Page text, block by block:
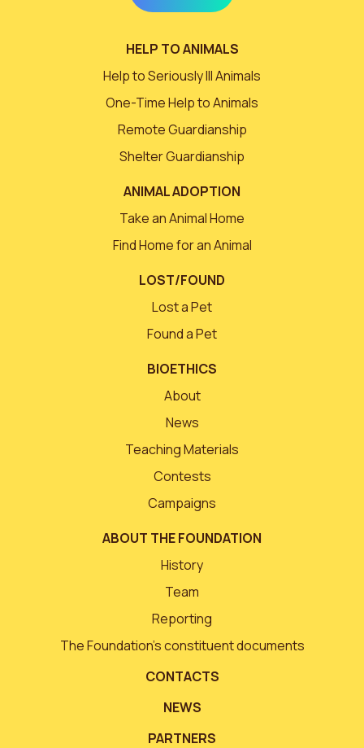
HELP TO ANIMALS
Help to Seriously Ill Animals
One-Time Help to Animals
Remote Guardianship
Shelter Guardianship
ANIMAL ADOPTION
Take an Animal Home
Find Home for an Animal
LOST/FOUND
Lost a Pet
Found a Pet
BIOETHICS
About
News
Teaching Materials
Contests
Campaigns
ABOUT THE FOUNDATION
History
Team
Reporting
The Foundation’s constituent documents
CONTACTS
NEWS
PARTNERS